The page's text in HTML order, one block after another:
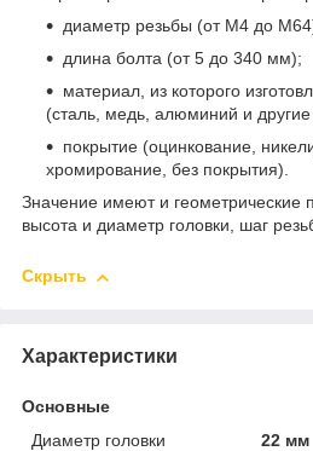
диаметр резьбы (от М4 до
длина болта (от 5 до 340 мм);
материал, из которого
(сталь, медь, алюминий и
покрытие (оцинкование,
хромирование, без покрытия).
Значение имеют и геометрические
высота и диаметр головки, шаг
Скрыть
Характеристики
Основные
Диаметр головки
22 мм